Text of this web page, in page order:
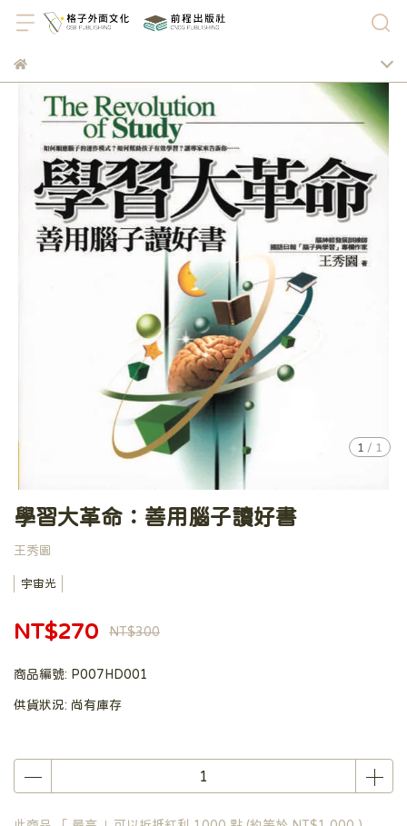
1 / 1
學習大革命：善用腦子讀好書
王秀園
宇宙光
NT$270 NT$300
商品編號: P007HD001
供貨狀況: 尚有庫存